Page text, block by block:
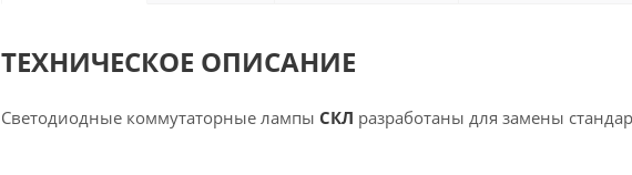
ТЕХНИЧЕСКОЕ ОПИСАНИЕ
Светодиодные коммутаторные лампы СКЛ разработаны для замены